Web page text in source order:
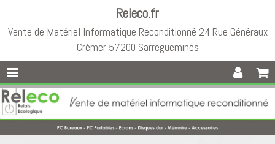
Releco.fr
Vente de Matériel Informatique Reconditionné 24 Rue Généraux
Crémer 57200 Sarreguemines